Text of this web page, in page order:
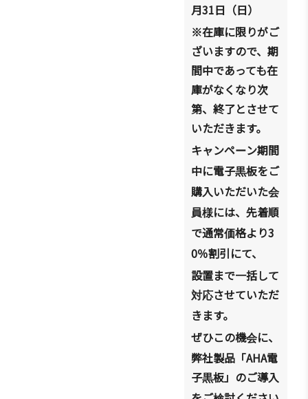
月31日（日）
※在庫に限りがご
ざいますので、期
間中であっても在
庫がなくなり次
第、終了とさせて
いただきます。
キャンペーン期間
中に電子黒板をご
購入いただいた会
員様には、先着順
で通常価格より3
0％割引にて、
設置まで一括して
対応させていただ
きます。
ぜひこの機会に、
弊社製品「AHA電
子黒板」のご導入